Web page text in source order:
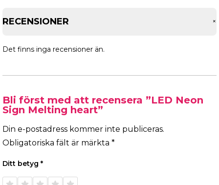
RECENSIONER +
Det finns inga recensioner än.
Bli först med att recensera ”LED Neon
Sign Melting heart”
Din e-postadress kommer inte publiceras.
Obligatoriska fält är märkta *
Ditt betyg *
1 av 52 av 53 av 54 av 55 av 5